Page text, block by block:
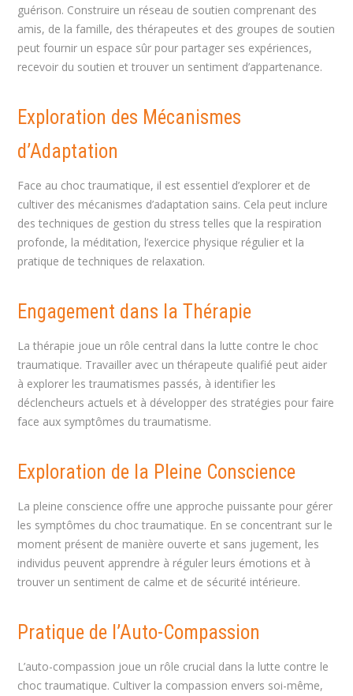
guérison. Construire un réseau de soutien comprenant des
amis, de la famille, des thérapeutes et des groupes de soutien
peut fournir un espace sûr pour partager ses expériences,
recevoir du soutien et trouver un sentiment d’appartenance.
Exploration des Mécanismes
d’Adaptation
Face au choc traumatique, il est essentiel d’explorer et de
cultiver des mécanismes d’adaptation sains. Cela peut inclure
des techniques de gestion du stress telles que la respiration
profonde, la méditation, l’exercice physique régulier et la
pratique de techniques de relaxation.
Engagement dans la Thérapie
La thérapie joue un rôle central dans la lutte contre le choc
traumatique. Travailler avec un thérapeute qualifié peut aider
à explorer les traumatismes passés, à identifier les
déclencheurs actuels et à développer des stratégies pour faire
face aux symptômes du traumatisme.
Exploration de la Pleine Conscience
La pleine conscience offre une approche puissante pour gérer
les symptômes du choc traumatique. En se concentrant sur le
moment présent de manière ouverte et sans jugement, les
individus peuvent apprendre à réguler leurs émotions et à
trouver un sentiment de calme et de sécurité intérieure.
Pratique de l’Auto-Compassion
L’auto-compassion joue un rôle crucial dans la lutte contre le
choc traumatique. Cultiver la compassion envers soi-même,